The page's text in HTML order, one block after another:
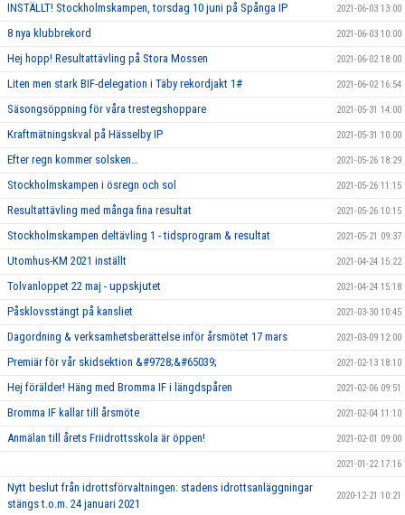
INSTÄLLT! Stockholmskampen, torsdag 10 juni på Spånga IP 2021-06-03 13:00
8 nya klubbrekord 2021-06-03 10:00
Hej hopp! Resultattävling på Stora Mossen 2021-06-02 18:00
Liten men stark BIF-delegation i Täby rekordjakt 1# 2021-06-02 16:54
Säsongsöppning för våra trestegshoppare 2021-05-31 14:00
Kraftmätningskval på Hässelby IP 2021-05-31 10:00
Efter regn kommer solsken… 2021-05-26 18:29
Stockholmskampen i ösregn och sol 2021-05-26 11:15
Resultattävling med många fina resultat 2021-05-26 10:15
Stockholmskampen deltävling 1 - tidsprogram & resultat 2021-05-21 09:37
Utomhus-KM 2021 inställt 2021-04-24 15:22
Tolvanloppet 22 maj - uppskjutet 2021-04-24 15:18
Påsklovsstängt på kansliet 2021-03-30 10:45
Dagordning & verksamhetsberättelse inför årsmötet 17 mars 2021-03-09 12:00
Premiär för vår skidsektion &#9728;&#65039; 2021-02-13 18:10
Hej förälder! Häng med Bromma IF i längdspåren 2021-02-06 09:51
Bromma IF kallar till årsmöte 2021-02-04 11:10
Anmälan till årets Friidrottsskola är öppen! 2021-02-01 09:00
2021-01-22 17:16
Nytt beslut från idrottsförvaltningen: stadens idrottsanläggningar
stängs t.o.m. 24 januari 2021
2020-12-21 10:21